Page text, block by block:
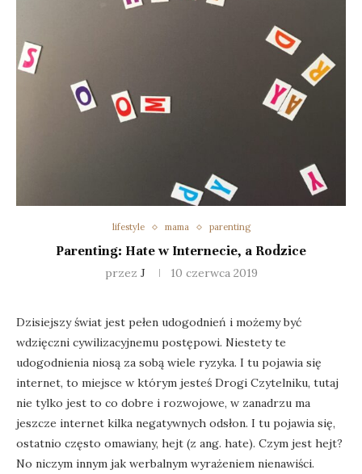
lifestyle mama parenting
Parenting: Hate w Internecie, a Rodzice
przez J 10 czerwca 2019
Dzisiejszy świat jest pełen udogodnień i możemy być
wdzięczni cywilizacyjnemu postępowi. Niestety te
udogodnienia niosą za sobą wiele ryzyka. I tu pojawia się
internet, to miejsce w którym jesteś Drogi Czytelniku, tutaj
nie tylko jest to co dobre i rozwojowe, w zanadrzu ma
jeszcze internet kilka negatywnych odsłon. I tu pojawia się,
ostatnio często omawiany, hejt (z ang. hate). Czym jest hejt?
No niczym innym jak werbalnym wyrażeniem nienawiści.